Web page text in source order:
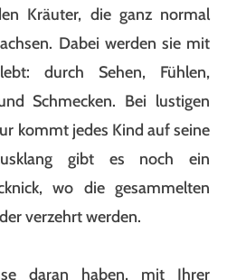
Kräuter, die ganz normal
Dabei werden sie mit
durch Sehen, Fühlen,
Schmecken. Bei lustigen
kommt jedes Kind auf seine
gibt es noch ein
wo die gesammelten
verzehrt werden.
daran haben, mit Ihrer